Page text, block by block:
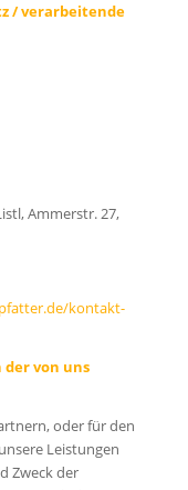
/ verarbeitende
Ammerstr. 27,
kontakt-
von uns
oder für den
Leistungen
Zweck der